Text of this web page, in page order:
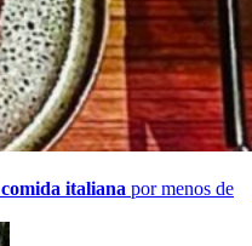
comida italiana por menos de